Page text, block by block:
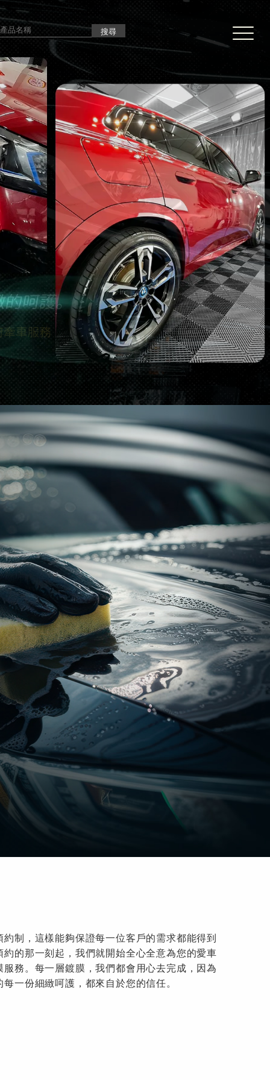
制，這樣能夠保證每一位客戶的需求都能得到
約的那一刻起，我們就開始全心全意為您的愛車
服務。每一層鍍膜，我們都會用心去完成，因為
一份細緻呵護，都來自於您的信任。